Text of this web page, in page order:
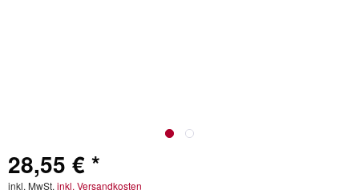
28,55 € *
inkl. MwSt.inkl. Versandkosten